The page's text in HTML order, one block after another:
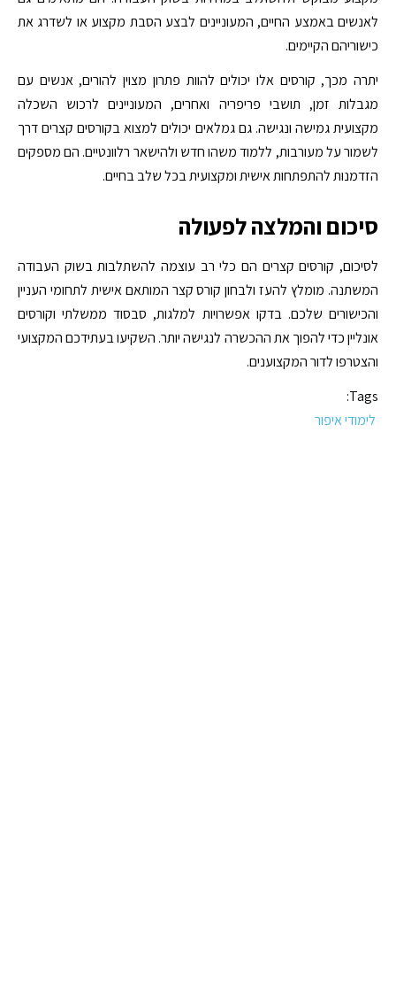
לאנשים באמצע החיים, המעוניינים לבצע הסבת מקצוע או לשדרג את
כישוריהם הקיימים.
יתרה מכך, קורסים אלו יכולים להוות פתרון מצוין להורים, אנשים עם
מגבלות זמן, תושבי פריפריה ואחרים, המעוניינים לרכוש השכלה
מקצועית גמישה ונגישה. גם גמלאים יכולים למצוא בקורסים קצרים דרך
לשמור על מעורבות, ללמוד משהו חדש ולהישאר רלוונטיים. הם מספקים
הזדמנות להתפתחות אישית ומקצועית בכל שלב בחיים.
סיכום והמלצה לפעולה
לסיכום, קורסים קצרים הם כלי רב עוצמה להשתלבות בשוק העבודה
המשתנה. מומלץ להעז ולבחון קורס קצר המותאם אישית לתחומי העניין
והכישורים שלכם. בדקו אפשרויות למלגות, סבסוד ממשלתי וקורסים
אונליין כדי להפוך את ההכשרה לנגישה יותר. השקיעו בעתידכם המקצועי
והצטרפו לדור המקצוענים.
Tags:
לימודי איפור